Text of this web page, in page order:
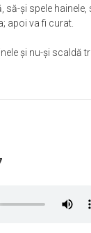
şi spele hainele,
apoi va fi curat.
şi nu-şi scaldă